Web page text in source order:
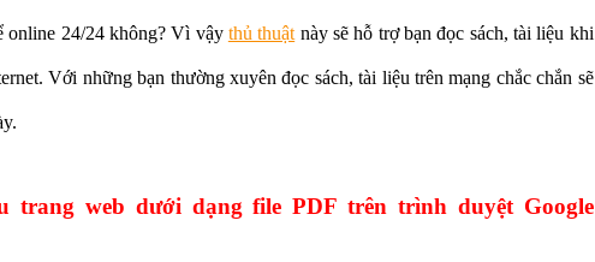
online 24/24 không? Vì vậy thủ thuật này sẽ hỗ trợ bạn đọc sách, tài liệu khi
Với những bạn thường xuyên đọc sách, tài liệu trên mạng chắc chắn sẽ
trang web dưới dạng file PDF trên trình duyệt Google